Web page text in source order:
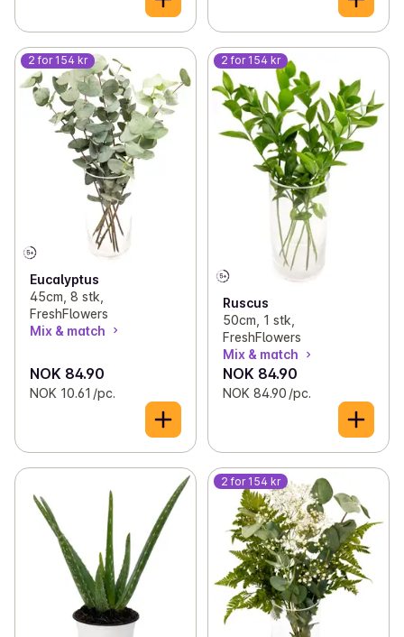
2 for 154 kr
Eucalyptus
45cm, 8 stk,
FreshFlowers
Mix & match
NOK 84.90
NOK 10.61 /pc.
2 for 154 kr
Ruscus
50cm, 1 stk,
FreshFlowers
Mix & match
NOK 84.90
NOK 84.90 /pc.
2 for 154 kr